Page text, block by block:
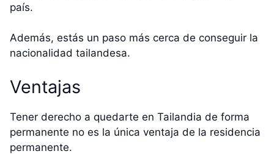
país.
Además, estás un paso más cerca de conseguir la
nacionalidad tailandesa.
Ventajas
Tener derecho a quedarte en Tailandia de forma
permanente no es la única ventaja de la residencia
permanente.